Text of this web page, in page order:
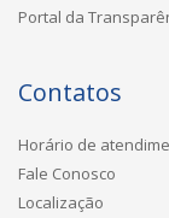
Portal da
Contatos
Horário de
Fale Conosco
Localização